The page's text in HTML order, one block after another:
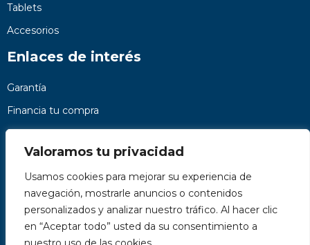
Valoramos tu privacidad
Usamos cookies para mejorar su experiencia de
navegación, mostrarle anuncios o contenidos
personalizados y analizar nuestro tráfico. Al hacer clic
en “Aceptar todo” usted da su consentimiento a
Tablets
Accesorios
Enlaces de interés
Garantía
Financia tu compra
Preguntas frecuentes
Nosotros
Contacto
Páginas legales
Kit Digital